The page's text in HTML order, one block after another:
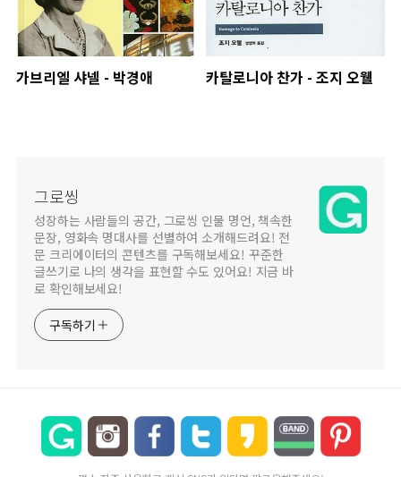
가브리엘 샤넬 - 박경애 카탈로니아 찬가 - 조지 오웰
그로씽
성장하는 사람들의 공간, 그로씽 인물 명언, 책속한
문장, 영화속 명대사를 선별하여 소개해드려요! 전
문 크리에이터의 콘텐츠를 구독해보세요! 꾸준한
글쓰기로 나의 생각을 표현할 수도 있어요! 지금 바
로 확인해보세요!
구독하기